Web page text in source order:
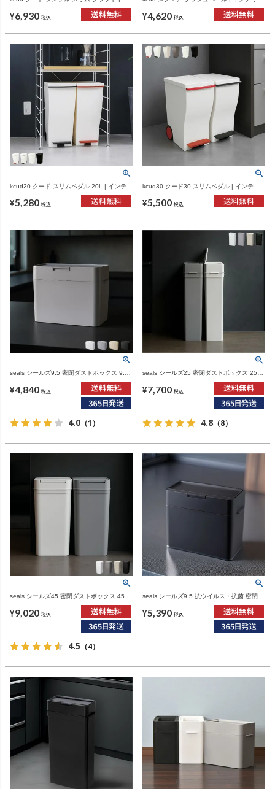
¥6,930 税込 ¥4,620 税込
kcud20 クード スリムペダル 20L | インテリ
¥5,280 税込
kcud30 クード30 スリムペダル | インテリ
¥5,500 税込
seals シールズ9.5 密閉ダストボックス 9.5L
¥4,840 税込
4.0 （1）
seals シールズ25 密閉ダストボックス 25L |
¥7,700 税込
4.8 （8）
seals シールズ45 密閉ダストボックス 45L |
¥9,020 税込
4.5 （4）
seals シールズ9.5 抗ウイルス・抗菌 密閉ダ
ストボックス 9.5L | インテリア雑貨・ゴミ
箱
¥5,390 税込